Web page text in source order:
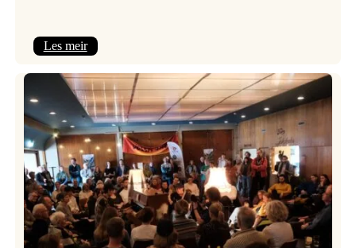
Les meir:
frå
Vossa
Jazz
om
endringar
i
administrasjonen